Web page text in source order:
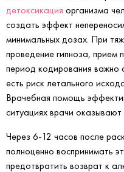
детоксикация организма
создать эффект
минимальных дозах. При
проведение гипноза,
период кодирования важно
есть риск летального
Врачебная помощь
ситуациях врачи
Через 6-12 часов после
полноценно воспринимать
предотвратить возврат к